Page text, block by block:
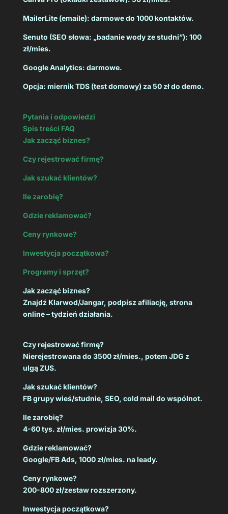
MailerLite (emaile): darmowe do 1000 kontaktów.
Senuto (SEO słowa: „badanie wody ze studni”): 100
zł/mies.
Google Analytics: darmowe.
Opcja: miernik TDS (test domowy) za 50 zł do demo.
Pytania i odpowiedzi
Spis treści FAQ
Jak zacząć biznes?
Czy rejestrować firmę?
Jak szukać klientów?
Ile zarobię?
Gdzie reklamować?
Ceny rynkowe?
Inwestycja początkowa?
Programy i sprzęt?
Jak zacząć biznes?
Znajdź Klarwod/Jangar, podpisz afiliację, strona
online – tydzień działania.
Czy rejestrować firmę?
Nierejestrowana do 3500 zł/mies., potem JDG z
ulgą ZUS.
Jak szukać klientów?
FB grupy wieś/studnie, SEO, cold mail do wspólnot.
Ile zarobię?
4-60 tys. zł/mies. prowizja 30%.
Gdzie reklamować?
Google/FB Ads, 1000 zł/mies. na leady.
Ceny rynkowe?
200-800 zł/zestaw rozszerzony.
Inwestycja początkowa?